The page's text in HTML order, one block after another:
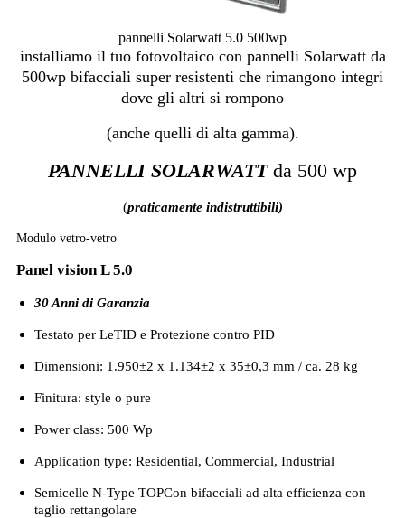
pannelli Solarwatt 5.0 500wp
installiamo il tuo fotovoltaico con pannelli Solarwatt da
500wp bifacciali super resistenti che rimangono integri
dove gli altri si rompono
(anche quelli di alta gamma).
PANNELLI SOLARWATT da 500 wp
(praticamente indistruttibili)
Modulo vetro-vetro
Panel vision L 5.0
30 Anni di Garanzia
Testato per LeTID e Protezione contro PID
Dimensioni: 1.950±2 x 1.134±2 x 35±0,3 mm / ca. 28 kg
Finitura: style o pure
Power class: 500 Wp
Application type: Residential, Commercial, Industrial
Semicelle N-Type TOPCon bifacciali ad alta efficienza con
taglio rettangolare